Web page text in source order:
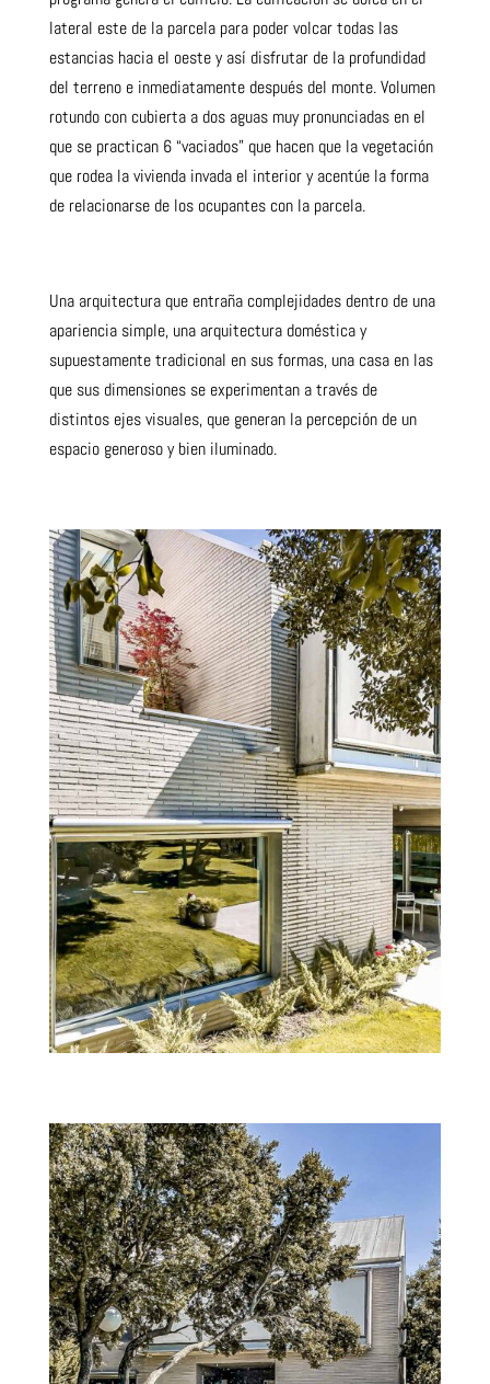
lateral este de la parcela para poder volcar todas las
estancias hacia el oeste y así disfrutar de la profundidad
del terreno e inmediatamente después del monte. Volumen
rotundo con cubierta a dos aguas muy pronunciadas en el
que se practican 6 “vaciados” que hacen que la vegetación
que rodea la vivienda invada el interior y acentúe la forma
de relacionarse de los ocupantes con la parcela.
Una arquitectura que entraña complejidades dentro de una
apariencia simple, una arquitectura doméstica y
supuestamente tradicional en sus formas, una casa en las
que sus dimensiones se experimentan a través de
distintos ejes visuales, que generan la percepción de un
espacio generoso y bien iluminado.